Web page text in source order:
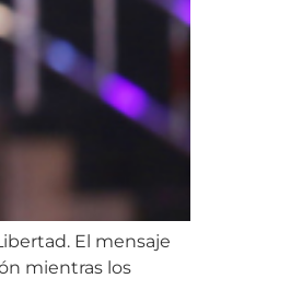
El mensaje
mientras los